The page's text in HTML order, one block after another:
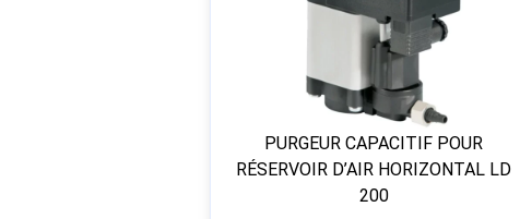
PURGEUR CAPACITIF POUR
RÉSERVOIR D’AIR HORIZONTAL LD
200